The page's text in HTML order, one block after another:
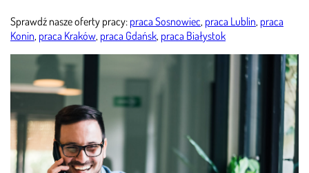
Sprawdź nasze oferty pracy: praca Sosnowiec, praca Lublin, praca
Konin, praca Kraków, praca Gdańsk, praca Białystok